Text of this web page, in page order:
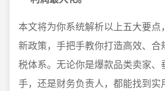
本文将为你系统解析以上五大要
新政策，手把手教你打造高效、合
税体系。无论你是爆款品类卖家、
手，还是财务负责人，都能找到实